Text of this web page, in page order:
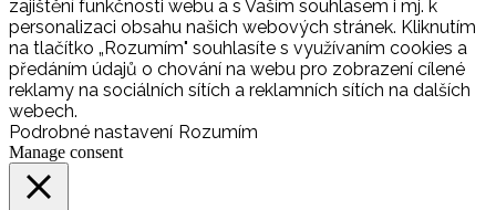
zajištění funkčnosti webu a s Vaším souhlasem i mj. k
personalizaci obsahu našich webových stránek. Kliknutím
na tlačítko „Rozumím" souhlasíte s využívaním cookies a
předáním údajů o chování na webu pro zobrazení cílené
reklamy na sociálních sítích a reklamních sítích na dalších
webech.
Podrobné nastavení Rozumím
Manage consent